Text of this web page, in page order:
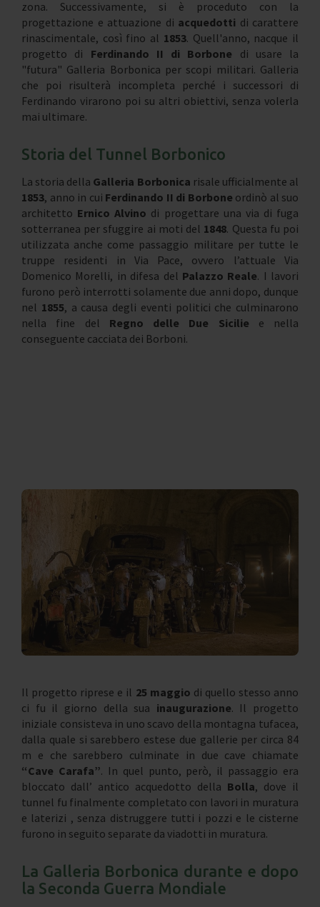
zona. Successivamente, si è proceduto con la
progettazione e attuazione di acquedotti di carattere
rinascimentale, così fino al 1853. Quell'anno, nacque il
progetto di Ferdinando II di Borbone di usare la
"futura" Galleria Borbonica per scopi militari. Galleria
che poi risulterà incompleta perché i successori di
Ferdinando virarono poi su altri obiettivi, senza volerla
mai ultimare.
Storia del Tunnel Borbonico
La storia della Galleria Borbonica risale ufficialmente al
1853, anno in cui Ferdinando II di Borbone ordinò al suo
architetto Ernico Alvino di progettare una via di fuga
sotterranea per sfuggire ai moti del 1848. Questa fu poi
utilizzata anche come passaggio militare per tutte le
truppe residenti in Via Pace, ovvero l’attuale Via
Domenico Morelli, in difesa del Palazzo Reale. I lavori
furono però interrotti solamente due anni dopo, dunque
nel 1855, a causa degli eventi politici che culminarono
nella fine del Regno delle Due Sicilie e nella
conseguente cacciata dei Borboni.
Il progetto riprese e il 25 maggio di quello stesso anno
ci fu il giorno della sua inaugurazione. Il progetto
iniziale consisteva in uno scavo della montagna tufacea,
dalla quale si sarebbero estese due gallerie per circa 84
m e che sarebbero culminate in due cave chiamate
“Cave Carafa”. In quel punto, però, il passaggio era
bloccato dall’ antico acquedotto della Bolla, dove il
tunnel fu finalmente completato con lavori in muratura
e laterizi , senza distruggere tutti i pozzi e le cisterne
furono in seguito separate da viadotti in muratura.
La Galleria Borbonica durante e dopo
la Seconda Guerra Mondiale